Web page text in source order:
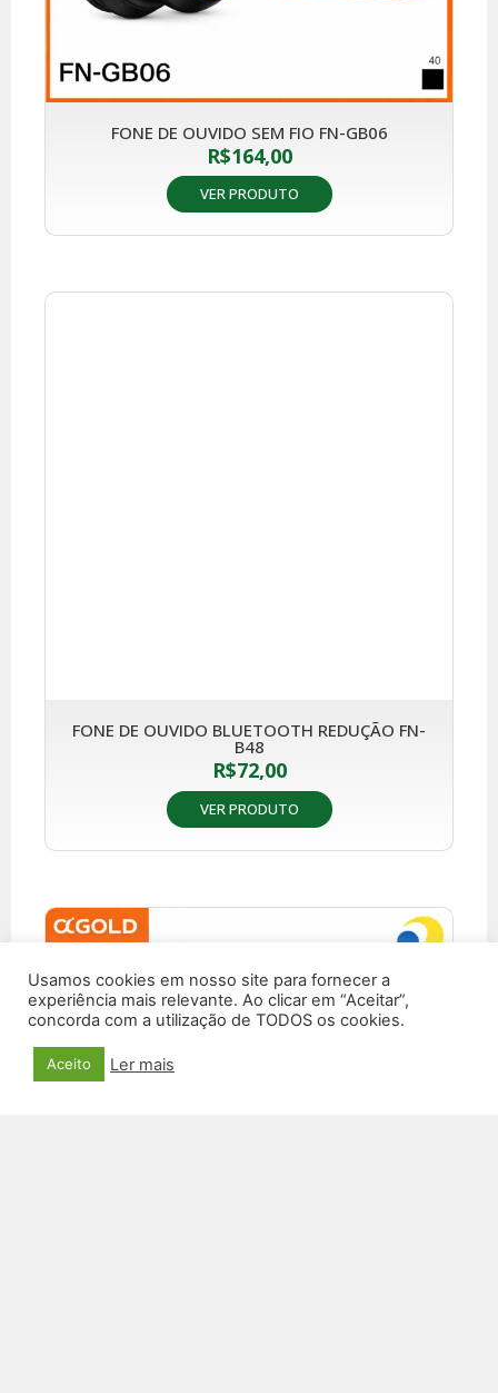
FONE DE OUVIDO SEM FIO FN-GB06
R$164,00
VER PRODUTO
FONE DE OUVIDO BLUETOOTH REDUÇÃO FN-
B48
R$72,00
VER PRODUTO
Usamos cookies em nosso site para fornecer a
experiência mais relevante. Ao clicar em “Aceitar”,
concorda com a utilização de TODOS os cookies.
Aceito Ler mais